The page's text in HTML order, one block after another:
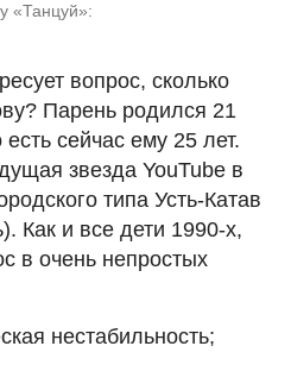
«Танцуй»:
вопрос, сколько
Парень родился 21
сейчас ему 25 лет.
звезда YouTube в
типа Усть-Катав
Как и все дети 1990-х,
в очень непростых
нестабильность;